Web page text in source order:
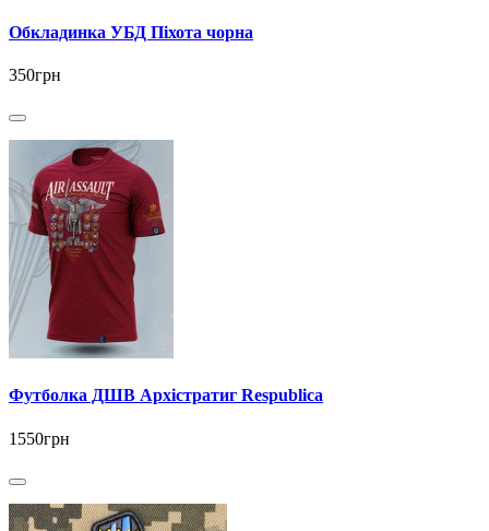
Обкладинка УБД Піхота чорна
350грн
Футболка ДШВ Архістратиг Respublica
1550грн